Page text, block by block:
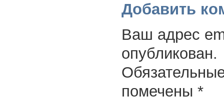
Добавить
Ваш адрес
опубликован.
помечены *